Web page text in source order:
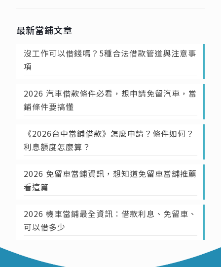
最新當鋪文章
沒工作可以借錢嗎？5種合法借款管道與注意事
項
2026 汽車借款條件必看，想申請免留汽車，當
鋪條件要搞懂
《2026台中當鋪借款》怎麼申請？條件如何？
利息額度怎麼算？
2026 免留車當鋪資訊，想知道免留車當舖推薦
看這篇
2026 機車當鋪最全資訊：借款利息、免留車、
可以借多少